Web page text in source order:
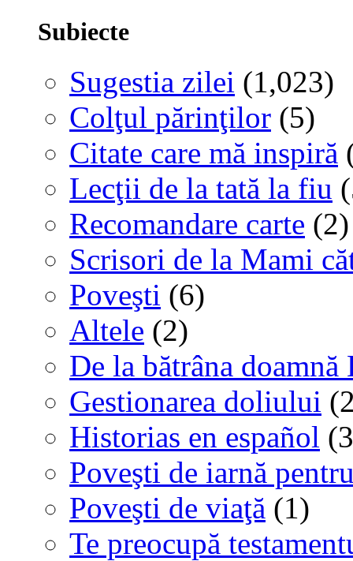
Subiecte
Sugestia zilei (1,023)
Colţul părinţilor (5)
Citate care mă inspiră
Lecţii de la tată la fiu
Recomandare carte (2)
Scrisori de la Mami
Poveşti (6)
Altele (2)
De la bătrâna
Gestionarea doliului
Historias en español
Poveşti de iarnă
Poveşti de viaţă (1)
Te preocupă